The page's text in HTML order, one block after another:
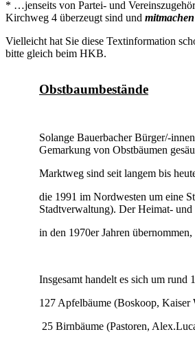
* …jenseits von Partei- und
Kirchweg 4 überzeugt sind und mitmachen
Vielleicht hat Sie diese Textinformation
bitte gleich beim HKB.
Obstbaumbestände
Solange Bauerbacher Bürger/-
Gemarkung von Obstbäumen
Marktweg sind seit langem bis
die 1991 im Nordwesten um eine
Stadtverwaltung). Der Heimat-
in den 1970er Jahren übernommen,
Insgesamt handelt es sich um rund
127 Apfelbäume (Boskoop,
25 Birnbäume (Pastoren,